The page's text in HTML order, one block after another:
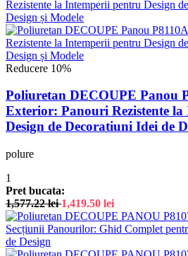
Reducere 10%
Poliuretan DECOUPE Panou
Exterior: Panouri Rezistente
Design de Decoratiuni Idei de
polure
1
Pret bucata:
1,577.22lei 1,419.50 lei